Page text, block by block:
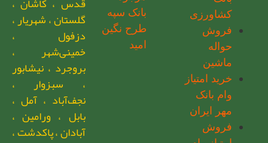
کشاورزی
فروش
حواله
ماشین
خرید امتیاز
وام بانک
مهر ایران
فروش
بانک سپه
طرح نگین
امید
گلستان ، شهریار ،
دزفول ،
خمینی‌شهر ،
بروجرد ، نیشابور
، سبزوار ،
نجف‌آباد ، آمل ،
بابل ، ورامین ،
آبادان ، پاکدشت ،